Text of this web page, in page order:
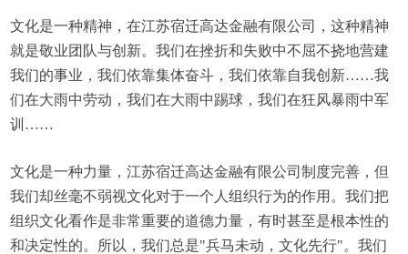
文化是一种精神，在江苏宿迁高达金融有限公司，这种精神
就是敬业团队与创新。我们在挫折和失败中不屈不挠地营建
我们的事业，我们依靠集体奋斗，我们依靠自我创新……我
们在大雨中劳动，我们在大雨中踢球，我们在狂风暴雨中军
训……
文化是一种力量，江苏宿迁高达金融有限公司制度完善，但
我们却丝毫不弱视文化对于一个人组织行为的作用。我们把
组织文化看作是非常重要的道德力量，有时甚至是根本性的
和决定性的。所以，我们总是"兵马未动，文化先行"。我们